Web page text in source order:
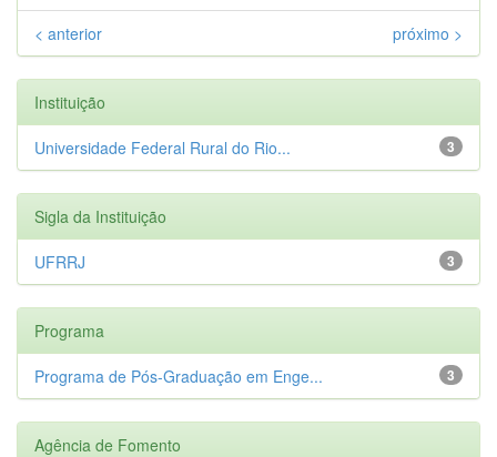
< anterior próximo >
Instituição
3
Universidade Federal Rural do Rio...
Sigla da Instituição
3
UFRRJ
Programa
3
Programa de Pós-Graduação em Enge...
Agência de Fomento